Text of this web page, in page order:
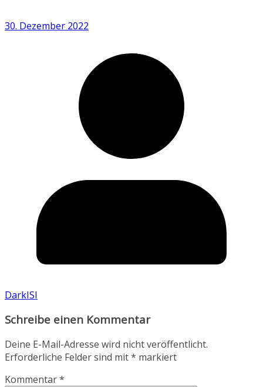
30. Dezember 2022
DarkISI
Schreibe einen Kommentar
Deine E-Mail-Adresse wird nicht veröffentlicht.
Erforderliche Felder sind mit* markiert
Kommentar*